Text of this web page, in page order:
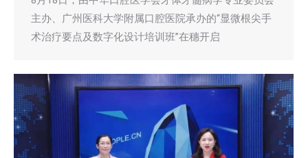
主办、广州医科大学附属口腔医院承办的“显微根尖手
术治疗要点及数字化设计培训班”在穗开启